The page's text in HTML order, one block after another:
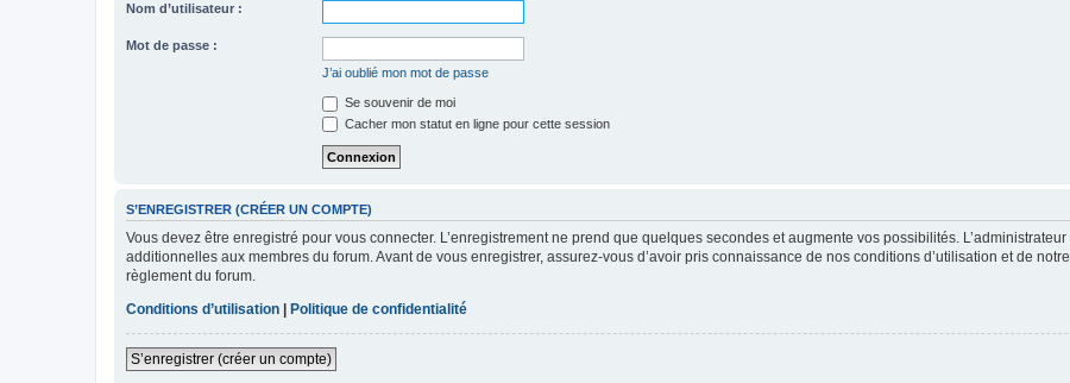
Nom d’utilisateur :
Mot de passe :
J’ai oublié mon mot de passe
Se souvenir de moi
Cacher mon statut en ligne pour cette session
S’ENREGISTRER (CRÉER UN COMPTE)
Vous devez être enregistré pour vous connecter. L’enregistrement ne prend que quelques secondes et augmente vos possibilités.
additionnelles aux membres du forum. Avant de vous enregistrer, assurez-vous d’avoir pris connaissance de nos conditions d’utilisation et de
règlement du forum.
Conditions d’utilisation | Politique de confidentialité
S’enregistrer (créer un compte)